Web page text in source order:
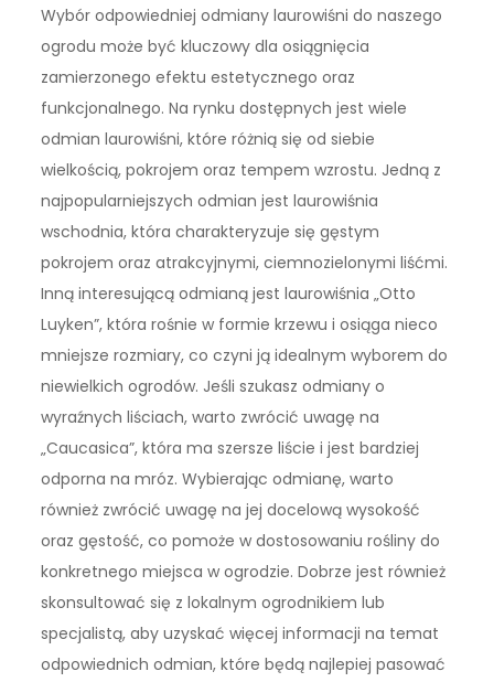
Wybór odpowiedniej odmiany laurowiśni do naszego
ogrodu może być kluczowy dla osiągnięcia
zamierzonego efektu estetycznego oraz
funkcjonalnego. Na rynku dostępnych jest wiele
odmian laurowiśni, które różnią się od siebie
wielkością, pokrojem oraz tempem wzrostu. Jedną z
najpopularniejszych odmian jest laurowiśnia
wschodnia, która charakteryzuje się gęstym
pokrojem oraz atrakcyjnymi, ciemnozielonymi liśćmi.
Inną interesującą odmianą jest laurowiśnia „Otto
Luyken”, która rośnie w formie krzewu i osiąga nieco
mniejsze rozmiary, co czyni ją idealnym wyborem do
niewielkich ogrodów. Jeśli szukasz odmiany o
wyraźnych liściach, warto zwrócić uwagę na
„Caucasica”, która ma szersze liście i jest bardziej
odporna na mróz. Wybierając odmianę, warto
również zwrócić uwagę na jej docelową wysokość
oraz gęstość, co pomoże w dostosowaniu rośliny do
konkretnego miejsca w ogrodzie. Dobrze jest również
skonsultować się z lokalnym ogrodnikiem lub
specjalistą, aby uzyskać więcej informacji na temat
odpowiednich odmian, które będą najlepiej pasować